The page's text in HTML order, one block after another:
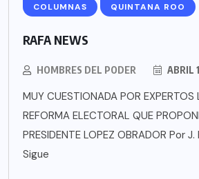
COLUMNAS QUINTANA ROO
RAFA NEWS
HOMBRES DEL PODER ABRIL
MUY CUESTIONADA POR
REFORMA ELECTORAL QUE
PRESIDENTE LOPEZ OBRADOR Por
Sigue